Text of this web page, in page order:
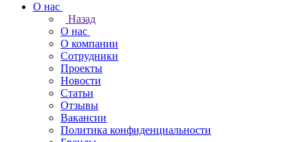
О нас
Назад
О нас
О компании
Сотрудники
Проекты
Новости
Статьи
Отзывы
Вакансии
Политика конфиденциальности